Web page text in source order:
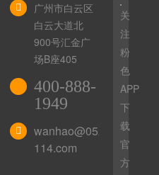
广州市白云区
白云大道北
900号汇金广
场B座405
400-888-
1949
wanhao@0523-
114.com
关
注
粉
色
APP
下
载
官
方